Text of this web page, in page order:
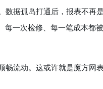
数据孤岛打通后，报表不再
每一次检修、每一笔成本都
流动。这或许就是魔方网